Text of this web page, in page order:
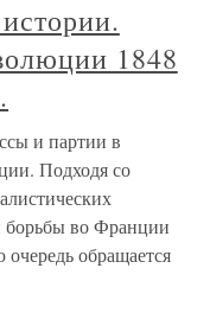
1848
и партии в
Подходя со
борьбы во Франции
обращается